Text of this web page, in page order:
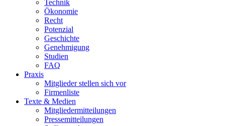
Technik
Ökonomie
Recht
Potenzial
Geschichte
Genehmigung
Studien
FAQ
Praxis
Mitglieder stellen sich vor
Firmenliste
Texte & Medien
Mitgliedermitteilungen
Pressemitteilungen